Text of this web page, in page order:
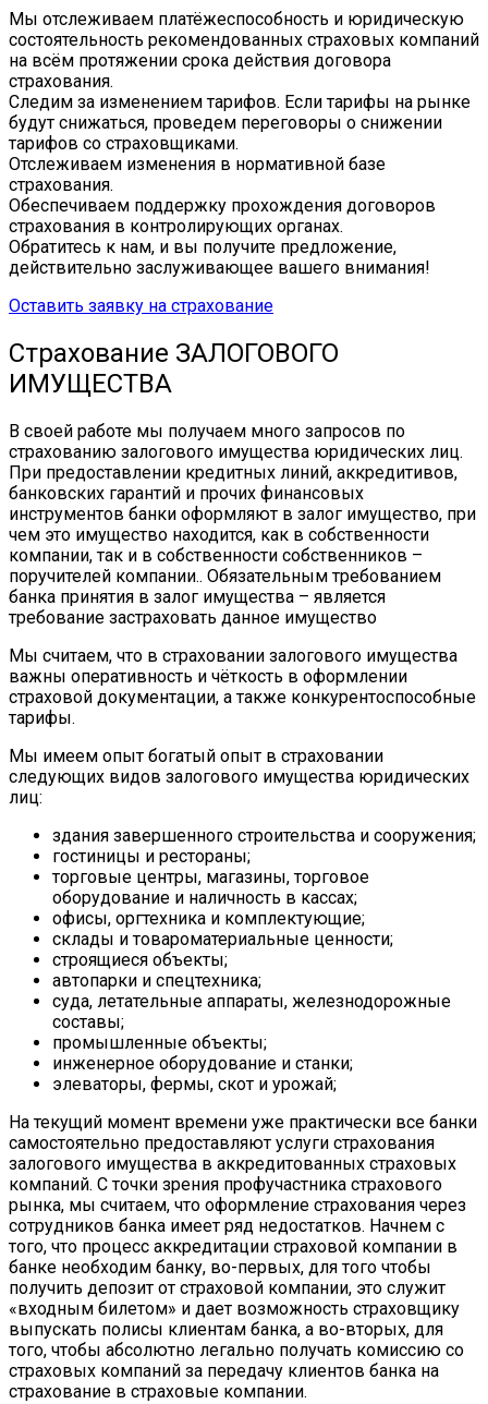
Мы отслеживаем платёжеспособность и юридическую
состоятельность рекомендованных страховых компаний
на всём протяжении срока действия договора
страхования.
Следим за изменением тарифов. Если тарифы на рынке
будут снижаться, проведем переговоры о снижении
тарифов со страховщиками.
Отслеживаем изменения в нормативной базе
страхования.
Обеспечиваем поддержку прохождения договоров
страхования в контролирующих органах.
Обратитесь к нам, и вы получите предложение,
действительно заслуживающее вашего внимания!
Оставить заявку на страхование
Страхование ЗАЛОГОВОГО
ИМУЩЕСТВА
В своей работе мы получаем много запросов по
страхованию залогового имущества юридических лиц.
При предоставлении кредитных линий, аккредитивов,
банковских гарантий и прочих финансовых
инструментов банки оформляют в залог имущество, при
чем это имущество находится, как в собственности
компании, так и в собственности собственников –
поручителей компании.. Обязательным требованием
банка принятия в залог имущества – является
требование застраховать данное имущество
Мы считаем, что в страховании залогового имущества
важны оперативность и чёткость в оформлении
страховой документации, а также конкурентоспособные
тарифы.
Мы имеем опыт богатый опыт в страховании
следующих видов залогового имущества юридических
лиц:
здания завершенного строительства и сооружения;
гостиницы и рестораны;
торговые центры, магазины, торговое
оборудование и наличность в кассах;
офисы, оргтехника и комплектующие;
склады и товароматериальные ценности;
строящиеся объекты;
автопарки и спецтехника;
суда, летательные аппараты, железнодорожные
составы;
промышленные объекты;
инженерное оборудование и станки;
элеваторы, фермы, скот и урожай;
На текущий момент времени уже практически все банки
самостоятельно предоставляют услуги страхования
залогового имущества в аккредитованных страховых
компаний. С точки зрения профучастника страхового
рынка, мы считаем, что оформление страхования через
сотрудников банка имеет ряд недостатков. Начнем с
того, что процесс аккредитации страховой компании в
банке необходим банку, во-первых, для того чтобы
получить депозит от страховой компании, это служит
«входным билетом» и дает возможность страховщику
выпускать полисы клиентам банка, а во-вторых, для
того, чтобы абсолютно легально получать комиссию со
страховых компаний за передачу клиентов банка на
страхование в страховые компании.